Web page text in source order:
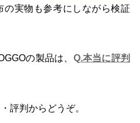
の実物も参考にしながら検証
の製品は、 Q.本当に評判
評判からどうぞ。